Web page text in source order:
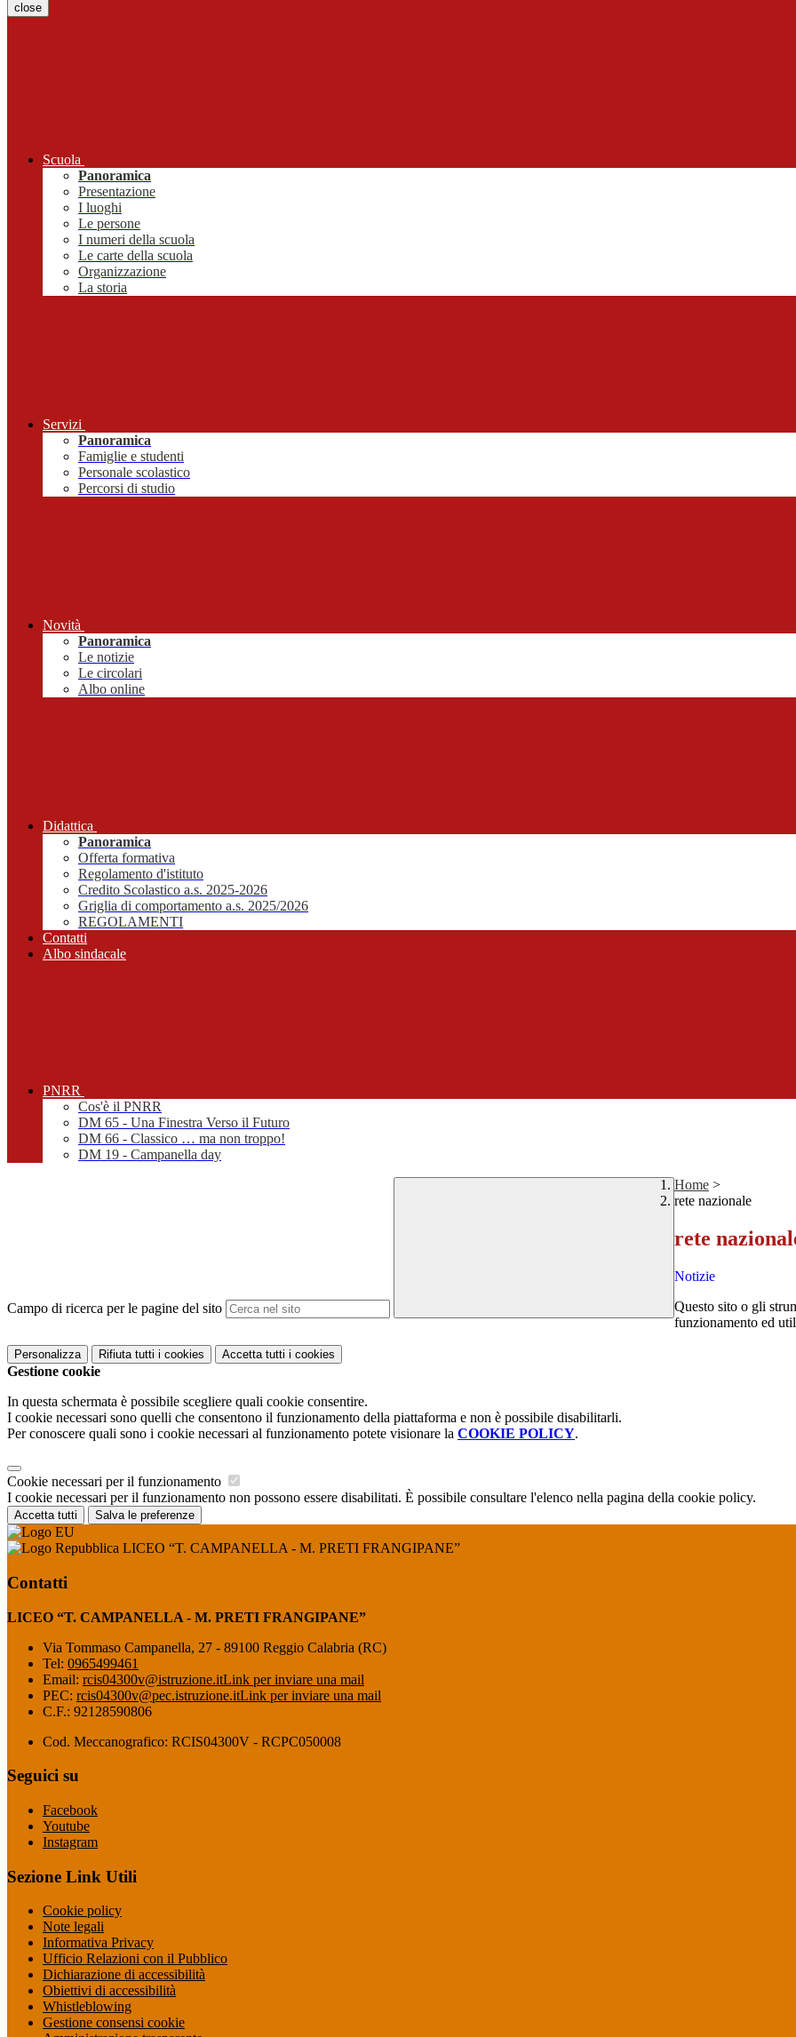
close
Scuola
Panoramica
Presentazione
I luoghi
Le persone
I numeri della scuola
Le carte della scuola
Organizzazione
La storia
Servizi
Panoramica
Famiglie e studenti
Personale scolastico
Percorsi di studio
Novità
Panoramica
Le notizie
Le circolari
Albo online
Didattica
Panoramica
Offerta formativa
Regolamento d'istituto
Credito Scolastico a.s. 2025-2026
Griglia di comportamento a.s. 2025/2026
REGOLAMENTI
Contatti
Albo sindacale
PNRR
Cos'è il PNRR
DM 65 - Una Finestra Verso il Futuro
DM 66 - Classico … ma non troppo!
DM 19 - Campanella day
Campo di ricerca per le pagine del sito
Home >
rete nazionale
rete
Notizie
Questo sito o gli
funzionamento ed
Personalizza Rifiuta tutti i cookies Accetta tutti i cookies
Gestione cookie
In questa schermata è possibile scegliere quali cookie consentire.
I cookie necessari sono quelli che consentono il funzionamento della piattaforma e non è possibile disabilitarli.
Per conoscere quali sono i cookie necessari al funzionamento potete visionare la COOKIE POLICY.
Cookie necessari per il funzionamento
I cookie necessari per il funzionamento non possono essere disabilitati. È possibile consultare l'elenco nella pagina della cookie policy.
Accetta tutti Salva le preferenze
LICEO “T. CAMPANELLA - M. PRETI FRANGIPANE”
Contatti
LICEO “T. CAMPANELLA - M. PRETI FRANGIPANE”
Via Tommaso Campanella, 27 - 89100 Reggio Calabria (RC)
Tel: 0965499461
Email: rcis04300v@istruzione.itLink per inviare una mail
PEC: rcis04300v@pec.istruzione.itLink per inviare una mail
C.F.: 92128590806
Cod. Meccanografico: RCIS04300V - RCPC050008
Seguici su
Facebook
Youtube
Instagram
Sezione Link Utili
Cookie policy
Note legali
Informativa Privacy
Ufficio Relazioni con il Pubblico
Dichiarazione di accessibilità
Obiettivi di accessibilità
Whistleblowing
Gestione consensi cookie